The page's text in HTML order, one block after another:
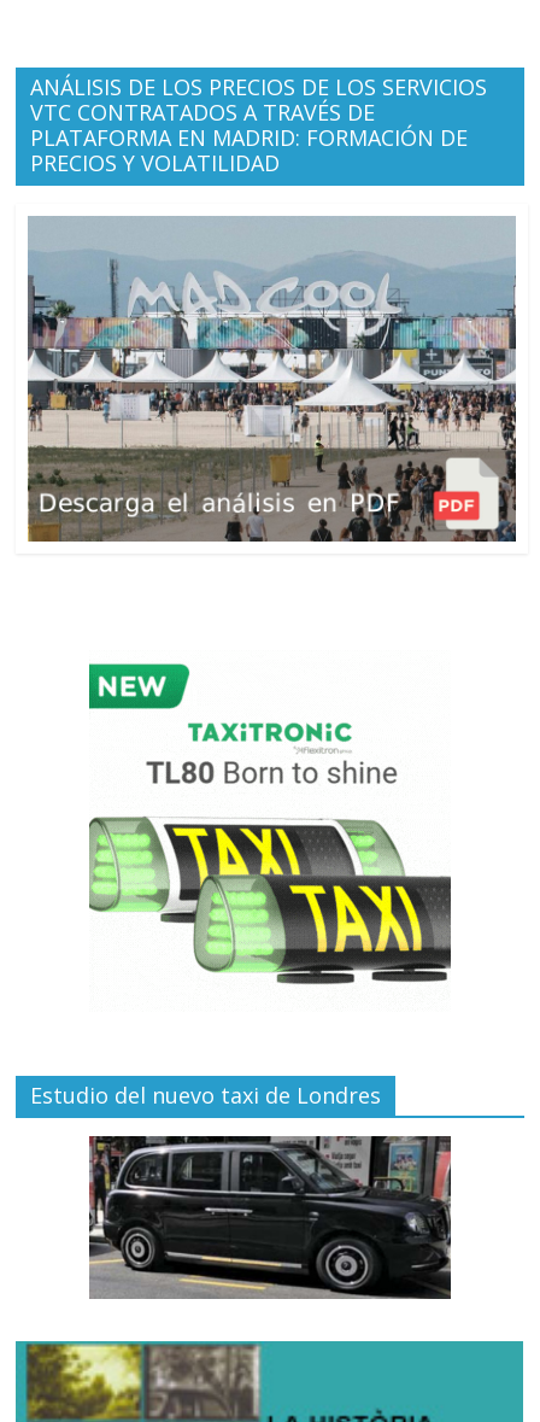
ANÁLISIS DE LOS PRECIOS DE LOS SERVICIOS
VTC CONTRATADOS A TRAVÉS DE
PLATAFORMA EN MADRID: FORMACIÓN DE
PRECIOS Y VOLATILIDAD
Estudio del nuevo taxi de Londres